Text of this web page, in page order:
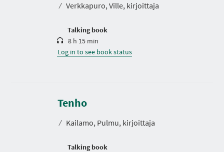
⁄ Verkkapuro, Ville, kirjoittaja
Talking book
i
8 h 15 min
Log in to see book status
Tenho
⁄ Kailamo, Pulmu, kirjoittaja
Talking book
D
r
a
i